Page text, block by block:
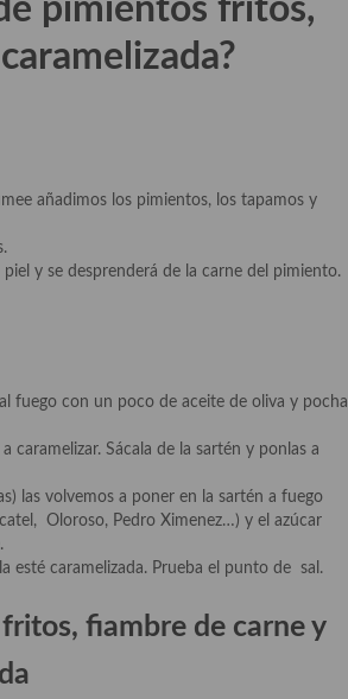
pimientos fritos,
añadimos los pimientos, los tapamos y
y se desprenderá de la carne del pimiento.
fuego con un poco de aceite de oliva y pocha
caramelizar. Sácala de la sartén y ponlas a
las volvemos a poner en la sartén a fuego
Oloroso, Pedro Ximenez…) y el azúcar
esté caramelizada. Prueba el punto de sal.
fiambre de carne y